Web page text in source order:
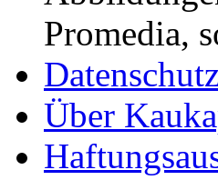
Promedia,
Über